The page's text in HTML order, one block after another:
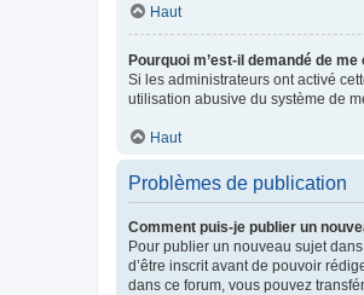
Haut
Pourquoi m’est-il demandé de
Si les administrateurs ont activé
utilisation abusive du système de
Haut
Problèmes de publication
Comment puis-je publier un
Pour publier un nouveau sujet
d’être inscrit avant de pouvoir
dans ce forum, vous pouvez